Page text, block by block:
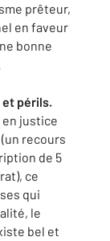
prêteur,
en faveur
bonne
et périls.
en justice
recours
de 5
ce
qui
le
bel et